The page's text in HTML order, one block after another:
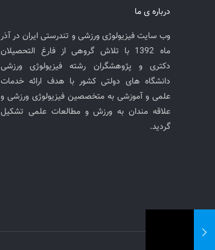
درباره ی ما
وب سایت فیزیولوژی ورزشی و تندرستی ایران در آذر
ماه 1392 با تلاش گروهی از فارغ التحصیلان
دکتری و پژوهشگران رشته فیزیولوژی ورزشی
دانشگاه های دولتی کشور با هدف ارائه خدمات
علمی و آموزشی به متخصصین فیزیولوژی ورزشی و
علاقه مندان به ورزش و مطالعات علمی تشکیل
گردید.